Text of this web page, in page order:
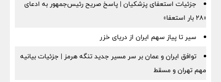
جزئیات استعفای پزشکیان | پاسخ صریح رئیس‌جمهور به ادعای
«۲۸ بار استعفا»
سیر تا پیاز سهم ایران از دریای خزر
توافق ایران و عمان بر سر مسیر جدید تنگه هرمز | جزئیات بیانیه
مهم تهران و مسقط